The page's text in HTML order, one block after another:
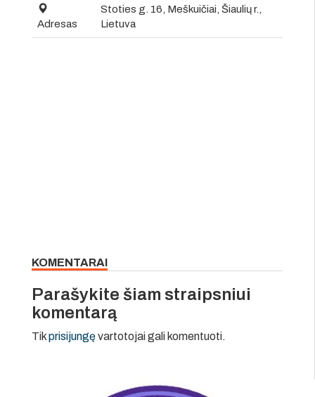
Adresas
Stoties g. 16, Meškuičiai, Šiaulių r.,
Lietuva
KOMENTARAI
Parašykite šiam straipsniui
komentarą
Tikprisijungęvartotojai gali komentuoti.